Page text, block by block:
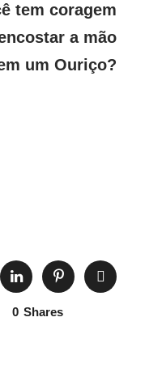
tem coragem
a mão
um Ouriço?
0 Shares